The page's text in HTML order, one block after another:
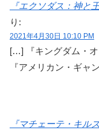
『エクソダス：神と
り:
2021年4月30日 10:10 PM
[…] 『キングダム・
『アメリカン・ギャ
『マチェーテ・キル